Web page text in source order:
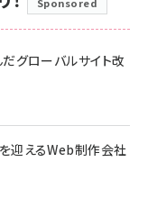
グローバルサイト改
迎えるWeb制作会社